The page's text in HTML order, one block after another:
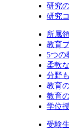
研究
研究
所属
教育
5つの
柔軟
分野
教育
教育
学位
受験